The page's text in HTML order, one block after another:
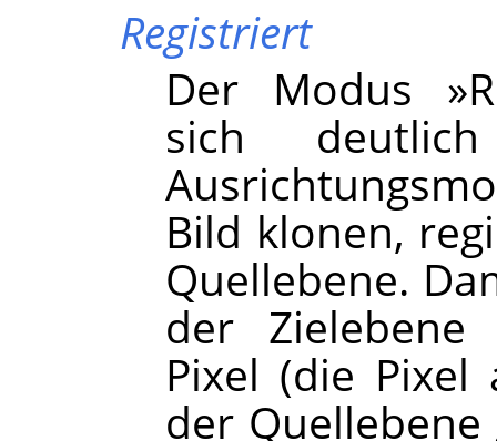
Registriert
Der Modus
sich
Bild klonen,
Quellebene.
der Zielebene
Pixel (die
der